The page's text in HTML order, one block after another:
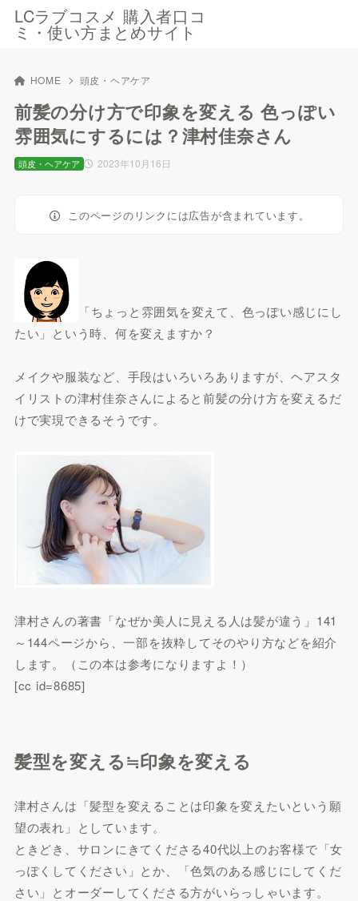
LCラブコスメ 購入者口コ
ミ・使い方まとめサイト
HOME 頭皮・ヘアケア
前髪の分け方で印象を変える 色っぽい
雰囲気にするには？津村佳奈さん
2023年10月16日
頭皮・ヘアケア
このページのリンクには広告が含まれています。
「ちょっと雰囲気を変えて、色っぽい感じにし
たい」という時、何を変えますか？
メイクや服装など、手段はいろいろありますが、ヘアスタ
イリストの津村佳奈さんによると前髪の分け方を変えるだ
けで実現できるそうです。
津村さんの著書「なぜか美人に見える人は髪が違う」141
～144ページから、一部を抜粋してそのやり方などを紹介
します。（この本は参考になりますよ！）
[cc id=8685]
髪型を変える≒印象を変える
津村さんは「髪型を変えることは印象を変えたいという願
望の表れ」としています。
ときどき、サロンにきてくださる40代以上のお客様で「女
っぽくしてください」とか、「色気のある感じにしてくだ
さい」とオーダーしてくださる方がいらっしゃいます。